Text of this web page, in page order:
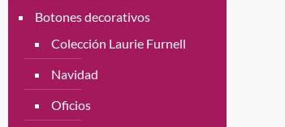
Botones decorativos
Colección Laurie Furnell
Navidad
Oficios